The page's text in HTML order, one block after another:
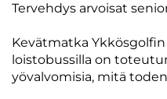
Tervehdys arvoisat
Kevätmatka Ykkösgolfin
loistobussilla on
yövalvomisia, mitä